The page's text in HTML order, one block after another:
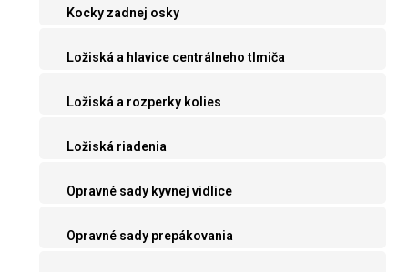
Kocky zadnej osky
Ložiská a hlavice centrálneho tlmiča
Ložiská a rozperky kolies
Ložiská riadenia
Opravné sady kyvnej vidlice
Opravné sady prepákovania